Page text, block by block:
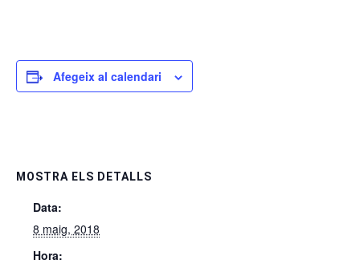
Afegeix al calendari
MOSTRA ELS DETALLS
Data:
8 maig, 2018
Hora: